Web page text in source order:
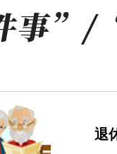
。
事”有关政
书面承诺清算完毕
人”中的“主体注销”
退